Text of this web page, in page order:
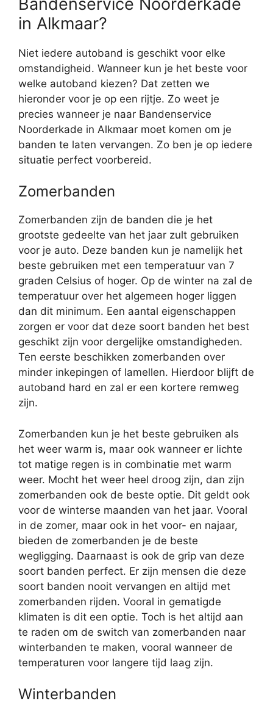
in Alkmaar?
Niet iedere autoband is geschikt voor elke
omstandigheid. Wanneer kun je het beste voor
welke autoband kiezen? Dat zetten we
hieronder voor je op een rijtje. Zo weet je
precies wanneer je naar Bandenservice
Noorderkade in Alkmaar moet komen om je
banden te laten vervangen. Zo ben je op iedere
situatie perfect voorbereid.
Zomerbanden
Zomerbanden zijn de banden die je het
grootste gedeelte van het jaar zult gebruiken
voor je auto. Deze banden kun je namelijk het
beste gebruiken met een temperatuur van 7
graden Celsius of hoger. Op de winter na zal de
temperatuur over het algemeen hoger liggen
dan dit minimum. Een aantal eigenschappen
zorgen er voor dat deze soort banden het best
geschikt zijn voor dergelijke omstandigheden.
Ten eerste beschikken zomerbanden over
minder inkepingen of lamellen. Hierdoor blijft de
autoband hard en zal er een kortere remweg
zijn.
Zomerbanden kun je het beste gebruiken als
het weer warm is, maar ook wanneer er lichte
tot matige regen is in combinatie met warm
weer. Mocht het weer heel droog zijn, dan zijn
zomerbanden ook de beste optie. Dit geldt ook
voor de winterse maanden van het jaar. Vooral
in de zomer, maar ook in het voor- en najaar,
bieden de zomerbanden je de beste
wegligging. Daarnaast is ook de grip van deze
soort banden perfect. Er zijn mensen die deze
soort banden nooit vervangen en altijd met
zomerbanden rijden. Vooral in gematigde
klimaten is dit een optie. Toch is het altijd aan
te raden om de switch van zomerbanden naar
winterbanden te maken, vooral wanneer de
temperaturen voor langere tijd laag zijn.
Winterbanden